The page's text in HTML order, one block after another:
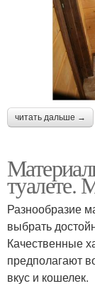
читать дальше →
туалете.
Разнообразие
выбрать
Качественные
предполагают
вкус и кошелек.